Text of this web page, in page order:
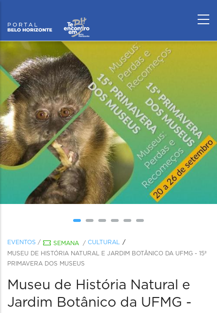
EVENTOS / SEMANA / CULTURAL
MUSEU DE HISTÓRIA NATURAL E JARDIM BOTÂNICO DA UFMG - 15ª
PRIMAVERA DOS MUSEUS
Museu de História Natural e
Jardim Botânico da UFMG -